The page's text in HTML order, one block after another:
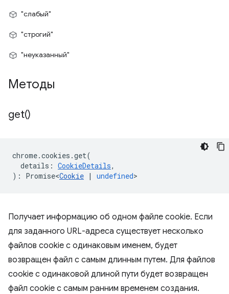
"слабый"
"строгий"
"неуказанный"
Методы
get()
chrome.cookies .get(
details : CookieDetails,
) : Promise<Cookie | undefined>
Получает информацию об одном файле cookie. Если
для заданного URL-адреса существует несколько
файлов cookie с одинаковым именем, будет
возвращен файл с самым длинным путем. Для файлов
cookie с одинаковой длиной пути будет возвращен
файл cookie с самым ранним временем создания.